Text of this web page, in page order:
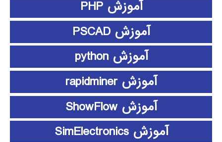
آموزش PHP
آموزش PSCAD
آموزش python
آموزش rapidminer
آموزش ShowFlow
آموزش SimElectronics